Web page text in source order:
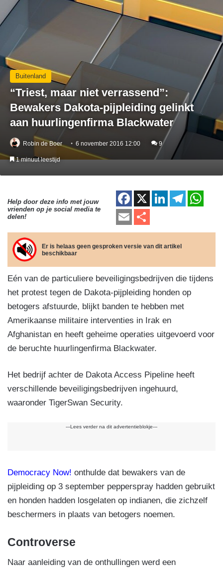
Buitenland
“Triest, maar niet verrassend”:
Bewakers Dakota-pijpleiding gelinkt
aan huurlingenfirma Blackwater
Robin de Boer 6 november 2016 12:00 9
1 minuut leestijd
Help door deze info met jouw
vrienden op je social media te
delen!
F
a
c
e
b
o
o
k
X
Li
k
e
dI
n
T
e
a
m
at
A
p
E
m
ail
el
e
n
Er is helaas geen gesproken versie van dit artikel
beschikbaar
Eén van de particuliere beveiligingsbedrijven die tijdens
het protest tegen de Dakota-pijpleiding honden op
betogers afstuurde, blijkt banden te hebben met
Amerikaanse militaire interventies in Irak en
Afghanistan en heeft geheime operaties uitgevoerd voor
de beruchte huurlingenfirma Blackwater.
Het bedrijf achter de Dakota Access Pipeline heeft
verschillende beveiligingsbedrijven ingehuurd,
waaronder TigerSwan Security.
---Lees verder na dit advertentieblokje---
Democracy Now! onthulde dat bewakers van de
pijpleiding op 3 september pepperspray hadden gebruikt
en honden hadden losgelaten op indianen, die zichzelf
beschermers in plaats van betogers noemen.
Controverse
Naar aanleiding van de onthullingen werd een